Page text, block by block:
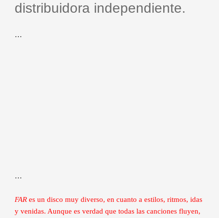
distribuidora independiente.
…
…
FAR es un disco muy diverso, en cuanto a estilos, ritmos, idas
y venidas. Aunque es verdad que todas las canciones fluyen,